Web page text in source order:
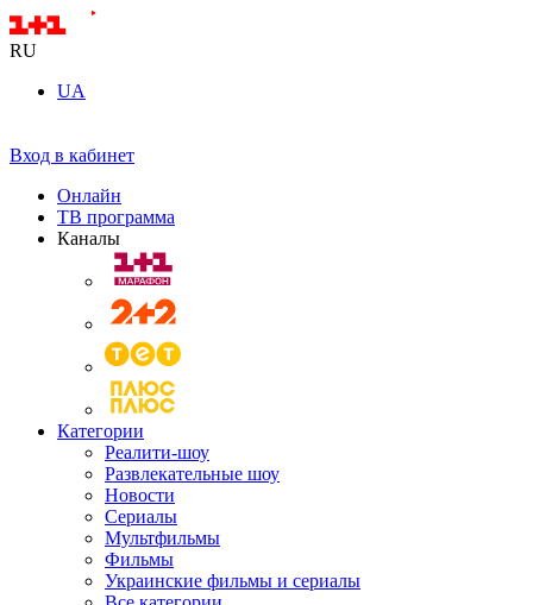
RU
UA
Вход в кабинет
Онлайн
ТВ программа
Каналы
Категории
Реалити-шоу
Развлекательные шоу
Новости
Сериалы
Мультфильмы
Фильмы
Украинские фильмы и сериалы